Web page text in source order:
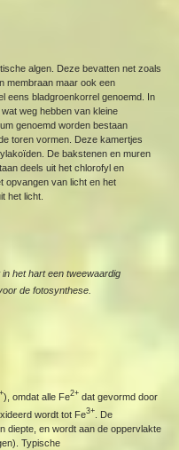
algen. Deze bevatten net zoals
membraan maar ook een
eens bladgroenkorrel genoemd. In
weg hebben van kleine
genoemd worden bestaan
toren vormen. Deze kamertjes
De bakstenen en muren
deels uit het chlorofyl en
opvangen van licht en het
het licht.
het hart een tweewaardig
de fotosynthese.
), omdat alle Fe2+ dat gevormd door
wordt tot Fe3+
. De
diepte, en wordt aan de oppervlakte
Typische